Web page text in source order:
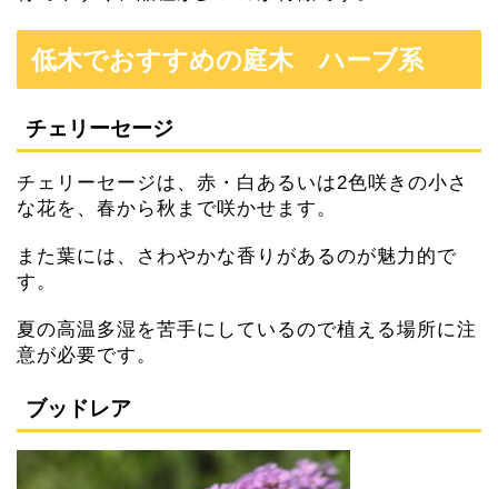
低木でおすすめの庭木 ハーブ系
チェリーセージ
チェリーセージは、赤・白あるいは2色咲きの小さ
な花を、春から秋まで咲かせます。
また葉には、さわやかな香りがあるのが魅力的で
す。
夏の高温多湿を苦手にしているので植える場所に注
意が必要です。
ブッドレア